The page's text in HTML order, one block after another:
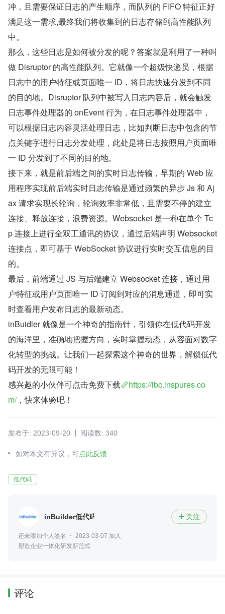
冲，且需要保证日志的产生顺序，而队列的 FIFO 特征正好
满足这一需求,最终我们将收集到的日志存储到高性能队列
中。
那么，这些日志是如何被分发的呢？答案就是利用了一种叫
做 Disruptor 的高性能队列。它就像一个超级快递员，根据
日志中的用户特征或页面唯一 ID，将日志快速分发到不同
的目的地。Disruptor 队列中被写入日志内容后，就会触发
日志事件处理器的 onEvent 行为，在日志事件处理器中，
可以根据日志内容灵活处理日志，比如判断日志中包含的节
点关键字进行日志分发处理，此处是将日志按照用户页面唯
一 ID 分发到了不同的目的地。
接下来，就是前后端之间的实时日志传输，早期的 Web 应
用程序实现前后端实时日志传输是通过频繁的异步 Js 和 Aj
ax 请求实现长轮询，轮询效率非常低，且需要不停的建立
连接、释放连接，浪费资源。Websocket 是一种在单个 Tc
p 连接上进行全双工通讯的协议，通过后端声明 Websocket
连接点，即可基于 WebSocket 协议进行实时交互信息的目
的。
最后，前端通过 JS 与后端建立 Websocket 连接，通过用
户特征或用户页面唯一 ID 订阅到对应的消息通道，即可实
时查看用户发布日志的最新动态。
inBuidler 就像是一个神奇的指南针，引领你在低代码开发
的海洋里，准确地把握方向，实时掌握动态，从容面对数字
化转型的挑战。让我们一起探索这个神奇的世界，解锁低代
码开发的无限可能！
感兴趣的小伙伴可点击免费下载
https://ibc.inspures.co
m/，快来体验吧！
发布于: 2023-09-20 阅读数: 340
如对本文有异议，可点此反馈
低代码
inBuilder低代码平台  关注
还未添加个人签名
2023-03-07 加入
塑造企业一体化研发新范式
评论